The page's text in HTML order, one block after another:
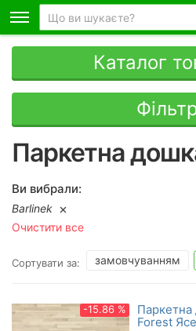
Каталог
Паркетна
Ви вибрали:
Barlinek
Очистити все
Сортувати за: замовчуванням
-15.86 %
Forest